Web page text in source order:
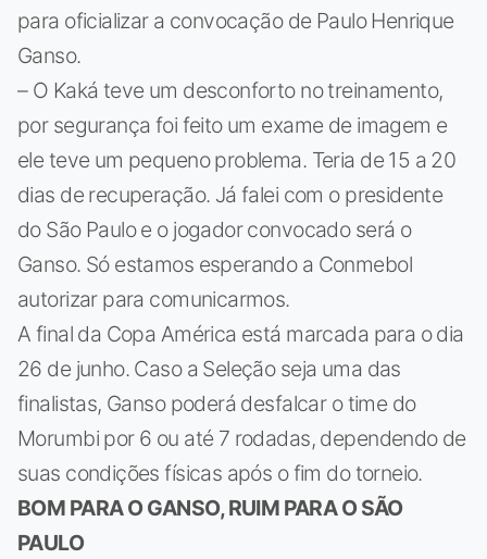
para oficializar a convocação de Paulo Henrique
Ganso.
– O Kaká teve um desconforto no treinamento,
por segurança foi feito um exame de imagem e
ele teve um pequeno problema. Teria de 15 a 20
dias de recuperação. Já falei com o presidente
do São Paulo e o jogador convocado será o
Ganso. Só estamos esperando a Conmebol
autorizar para comunicarmos.
A final da Copa América está marcada para o dia
26 de junho. Caso a Seleção seja uma das
finalistas, Ganso poderá desfalcar o time do
Morumbi por 6 ou até 7 rodadas, dependendo de
suas condições físicas após o fim do torneio.
BOM PARA O GANSO, RUIM PARA O SÃO
PAULO